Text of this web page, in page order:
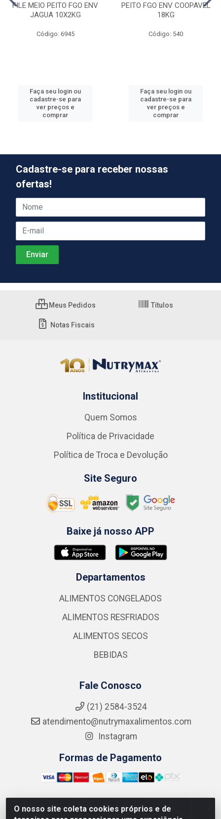
FILE MEIO PEITO FGO ENV
JAGUA 10X2KG
Código: 6945
Faça seu login ou
cadastre-se para
ver preços e
comprar
PEITO FGO ENV COOPAVEL
18KG
Código: 540
Faça seu login ou
cadastre-se para
ver preços e
comprar
O nosso site coleta cookies próprios e de
Cadastre-se para receber nossas
ofertas!
Meus Pedidos Títulos
Notas Fiscais
Institucional
Quem Somos
Política de Privacidade
Política de Troca e Devolução
Site Seguro
Baixe já nosso APP
Departamentos
ALIMENTOS CONGELADOS
ALIMENTOS RESFRIADOS
ALIMENTOS SECOS
BEBIDAS
Fale Conosco
(21) 2584-3524
atendimento@nutrymaxalimentos.com
Instagram
Formas de Pagamento
NUTRY MAX COMÉRCIO DE PRODUTOS ALIMENTICIOS